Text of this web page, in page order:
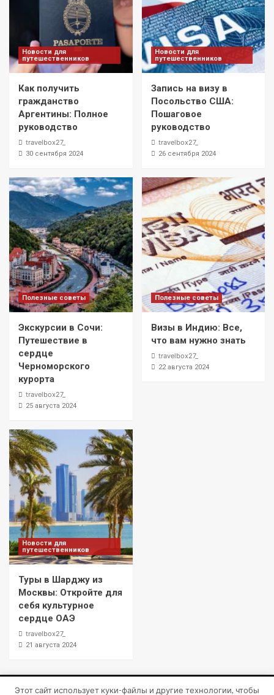
Новости для
путешественников
Как получить
гражданство
Аргентины: Полное
руководство
travelbox27_
30 сентября 2024
Новости для
путешественников
Запись на визу в
Посольство США:
Пошаговое
руководство
travelbox27_
26 сентября 2024
Полезные советы
Экскурсии в Сочи:
Путешествие в
сердце
Черноморского
курорта
travelbox27_
25 августа 2024
Полезные советы
Визы в Индию: Все,
что вам нужно знать
travelbox27_
22 августа 2024
Новости для
путешественников
Туры в Шарджу из
Москвы: Откройте для
себя культурное
сердце ОАЭ
travelbox27_
21 августа 2024
Этот сайт использует куки-файлы и другие технологии, чтобы